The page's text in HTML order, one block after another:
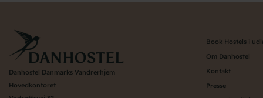
Danhostel Danmarks Vandrerhjem
Hovedkontoret
Book Hostels i
Om Danhostel
Kontakt
Presse